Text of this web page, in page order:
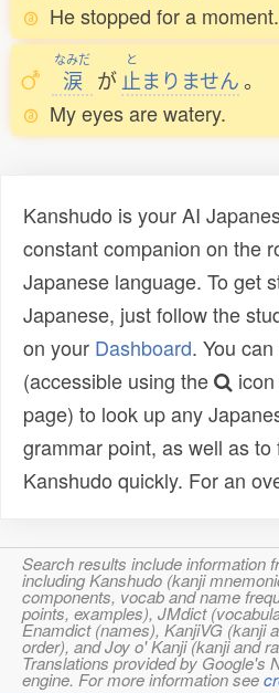
He stopped for a moment.
なみだ
涙 が
と
止まりません。
My eyes are watery.
Kanshudo is your AI
constant companion on the
Japanese language. To get
Japanese, just follow the
on your Dashboard. You
(accessible using the
page) to look up any
grammar point, as well as to
Kanshudo quickly. For an
Search results include information
including Kanshudo (kanji
components, vocab and name
points, examples), JMdict
Enamdict (names), KanjiVG (kanji
order), and Joy o' Kanji (kanji and
Translations provided by Google's
engine. For more information see